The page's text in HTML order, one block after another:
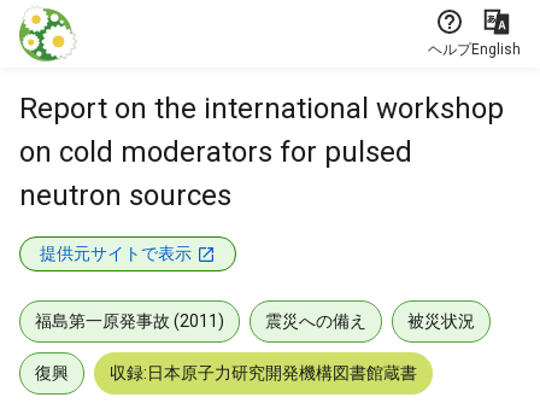
本文に飛ぶ
ヘルプEnglish
Report on the international workshop
on cold moderators for pulsed
neutron sources
提供元サイトで表示
福島第一原発事故 (2011) 震災への備え 被災状況
復興 収録:日本原子力研究開発機構図書館蔵書